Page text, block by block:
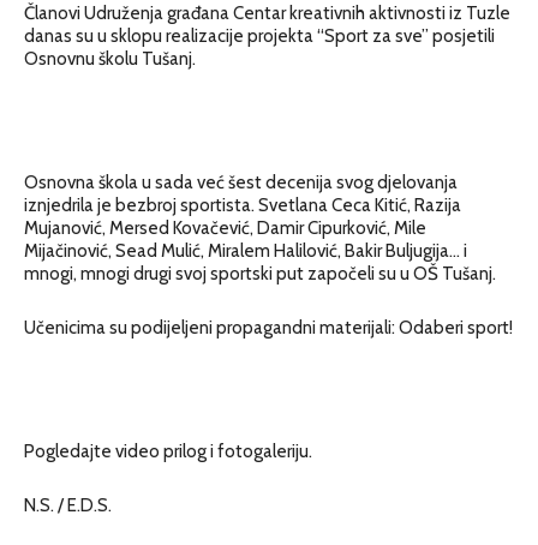
Članovi Udruženja građana Centar kreativnih aktivnosti iz Tuzle
danas su u sklopu realizacije projekta “Sport za sve” posjetili
Osnovnu školu Tušanj.
Osnovna škola u sada već šest decenija svog djelovanja
iznjedrila je bezbroj sportista. Svetlana Ceca Kitić, Razija
Mujanović, Mersed Kovačević, Damir Cipurković, Mile
Mijačinović, Sead Mulić, Miralem Halilović, Bakir Buljugija… i
mnogi, mnogi drugi svoj sportski put započeli su u OŠ Tušanj.
Učenicima su podijeljeni propagandni materijali: Odaberi sport!
Pogledajte video prilog i fotogaleriju.
N.S. / E.D.S.